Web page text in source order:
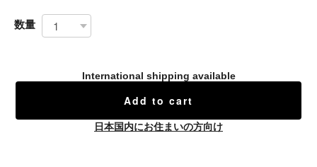
数量
International shipping available
Add to cart
日本国内にお住まいの方向け